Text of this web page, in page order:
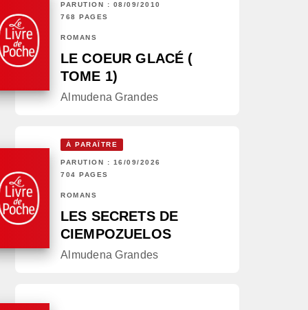
PARUTION : 08/09/2010
768 PAGES
ROMANS
LE COEUR GLACÉ (
TOME 1)
Almudena Grandes
À PARAÎTRE
PARUTION : 16/09/2026
704 PAGES
ROMANS
LES SECRETS DE
CIEMPOZUELOS
Almudena Grandes